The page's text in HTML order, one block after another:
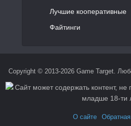
Лучшие кооперативные
Файтинги
Copyright © 2013-2026 Game Target.
О сайте